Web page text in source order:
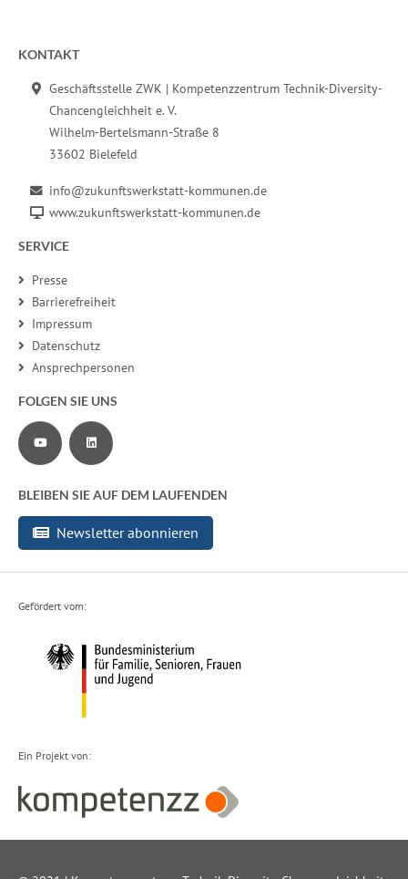
Fußbereich der Seite
KONTAKT
Geschäftsstelle ZWK | Kompetenzzentrum Technik-Diversity-
Chancengleichheit e. V.
Wilhelm-Bertelsmann-Straße 8
33602 Bielefeld
info@zukunftswerkstatt-kommunen.de
www.zukunftswerkstatt-kommunen.de
SERVICE
Presse
Barrierefreiheit
Impressum
Datenschutz
Ansprechpersonen
FOLGEN SIE UNS
Zu unserem YouTube-Channel
Zu unserer LinkedIn-Seite
BLEIBEN SIE AUF DEM LAUFENDEN
Newsletter abonnieren
Gefördert vom:
Ein Projekt von: